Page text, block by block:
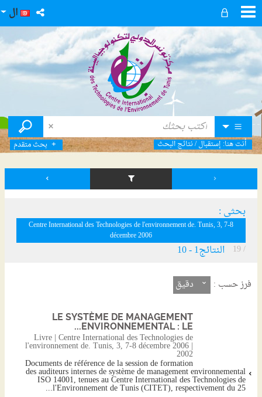
ال
بحث متقدم أنت هنا: إستقبال/نتائج البحث
بحثي :
Centre International des Technologies de l'environnement de. Tunis, 3, 7-8
décembre 2006
النتائج1
-
10 / 19
فرز حسب : دقيق
LE SYSTÈME DE MANAGEMENT
ENVIRONNEMENTAL : LE...
Livre | Centre International des Technologies de
l'environnement de. Tunis, 3, 7-8 décembre 2006 |
2002
Documents de référence de la session de formation
des auditeurs internes de système de management environnemental
ISO 14001, tenues au Centre International des Technologies de
l'Environnement de Tunis (CITET), respectivement du 25...